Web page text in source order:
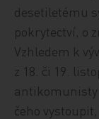
desetiletému
pokrytectví, o
Vzhledem k
z 18. či 19.
antikomunisty
čeho